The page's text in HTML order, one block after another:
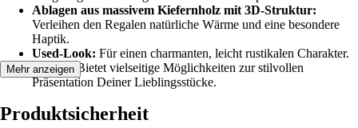
Ablagen aus massivem Kiefernholz mit 3D-Struktur:
Verleihen den Regalen natürliche Wärme und eine besondere
Haptik.
Used-Look: Für einen charmanten, leicht rustikalen Charakter.
2er-Set:Bietet vielseitige Möglichkeiten zur stilvollen
Präsentation Deiner Lieblingsstücke.
Mehr anzeigen
Produktsicherheit